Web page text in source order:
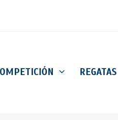
REGATAS